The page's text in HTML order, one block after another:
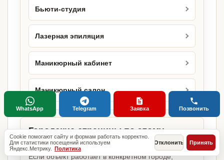
Бьюти-студия
Лазерная эпиляция
Маникюрный кабинет
Маникюрный салон
Городские страницы по этому
направлению
Если объект работает в конкретном городе,
Cookie помогают сайту и формам работать корректно.
Для статистики посещений используем
Яндекс.Метрику. Политика
Отклонить Принять
WhatsApp Telegram Заявка Позвонить